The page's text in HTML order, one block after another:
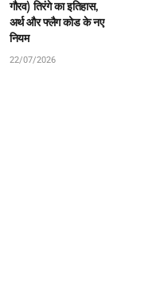
गौरव) तिरंगे का इतिहास,
अर्थ और फ्लैग कोड के नए
नियम
22/07/2026